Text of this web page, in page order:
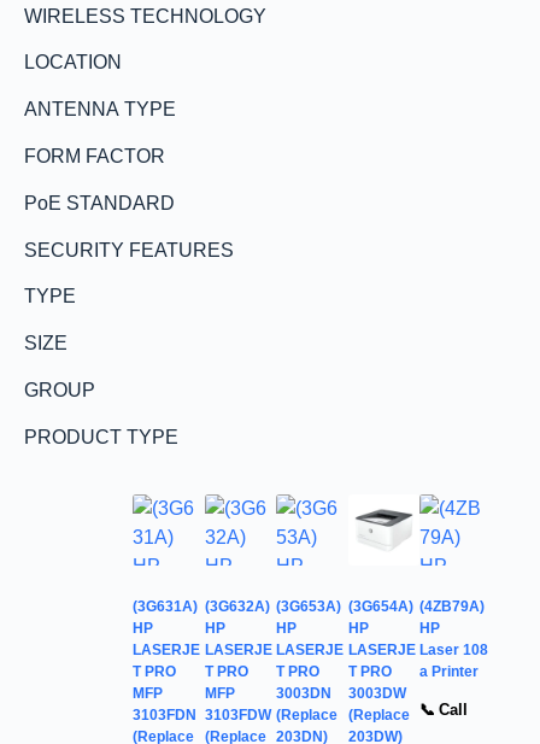
WIRELESS TECHNOLOGY
LOCATION
ANTENNA TYPE
FORM FACTOR
PoE STANDARD
SECURITY FEATURES
TYPE
SIZE
GROUP
PRODUCT TYPE
(3G631A)
HP
LASERJE
T PRO
MFP
3103FDN
(Replace
(3G632A)
HP
LASERJE
T PRO
MFP
3103FDW
(Replace
(3G653A)
HP
LASERJE
T PRO
3003DN
(Replace
203DN)
(3G654A)
HP
LASERJE
T PRO
3003DW
(Replace
203DW)
(4ZB79A)
HP
Laser 108
a Printer
📞 Call